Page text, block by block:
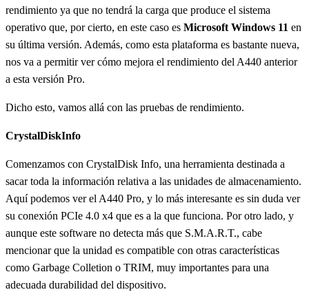
rendimiento ya que no tendrá la carga que produce el sistema
operativo que, por cierto, en este caso es Microsoft Windows 11 en
su última versión. Además, como esta plataforma es bastante nueva,
nos va a permitir ver cómo mejora el rendimiento del A440 anterior
a esta versión Pro.
Dicho esto, vamos allá con las pruebas de rendimiento.
CrystalDiskInfo
Comenzamos con CrystalDisk Info, una herramienta destinada a
sacar toda la información relativa a las unidades de almacenamiento.
Aquí podemos ver el A440 Pro, y lo más interesante es sin duda ver
su conexión PCIe 4.0 x4 que es a la que funciona. Por otro lado, y
aunque este software no detecta más que S.M.A.R.T., cabe
mencionar que la unidad es compatible con otras características
como Garbage Colletion o TRIM, muy importantes para una
adecuada durabilidad del dispositivo.